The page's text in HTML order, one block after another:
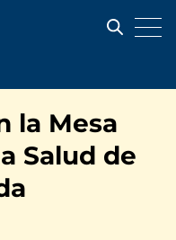
la Mesa
Salud de